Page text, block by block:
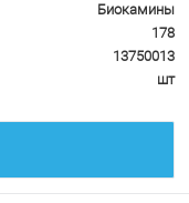
Биокамины
178
13750013
шт